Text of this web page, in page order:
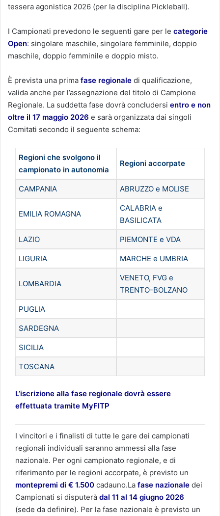
tessera agonistica 2026 (per la disciplina Pickleball).
I Campionati prevedono le seguenti gare per le categorie
Open: singolare maschile, singolare femminile, doppio
maschile, doppio femminile e doppio misto.
È prevista una prima fase regionale di qualificazione,
valida anche per l’assegnazione del titolo di Campione
Regionale. La suddetta fase dovrà concludersi entro e non
oltre il 17 maggio 2026 e sarà organizzata dai singoli
Comitati secondo il seguente schema:
Regioni che svolgono il
campionato in autonomia
Regioni accorpate
CAMPANIA ABRUZZO e MOLISE
EMILIA ROMAGNA
CALABRIA e
BASILICATA
LAZIO PIEMONTE e VDA
LIGURIA MARCHE e UMBRIA
LOMBARDIA
VENETO, FVG e
TRENTO-BOLZANO
PUGLIA
SARDEGNA
SICILIA
TOSCANA
L’iscrizione alla fase regionale dovrà essere
effettuata tramite MyFITP
I vincitori e i finalisti di tutte le gare dei campionati
regionali individuali saranno ammessi alla fase
nazionale. Per ogni campionato regionale, e di
riferimento per le regioni accorpate, è previsto un
montepremi di € 1.500 cadauno.La fase nazionale dei
Campionati si disputerà dal 11 al 14 giugno 2026
(sede da definire). Per la fase nazionale è previsto un